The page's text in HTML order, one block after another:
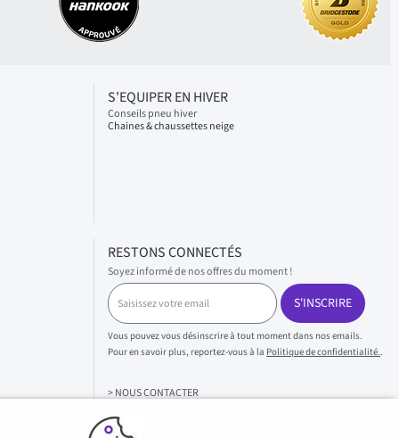
S'EQUIPER EN HIVER
Conseils pneu hiver
Chaines & chaussettes neige
RESTONS CONNECTÉS
Soyez informé de nos offres du moment !
S
a
s
i
s
e
z
v
S'INSCRIRE
Vous pouvez vous désinscrire à tout moment dans nos emails.
Pour en savoir plus, reportez-vous à la Politique de confidentialité..
> NOUS CONTACTER